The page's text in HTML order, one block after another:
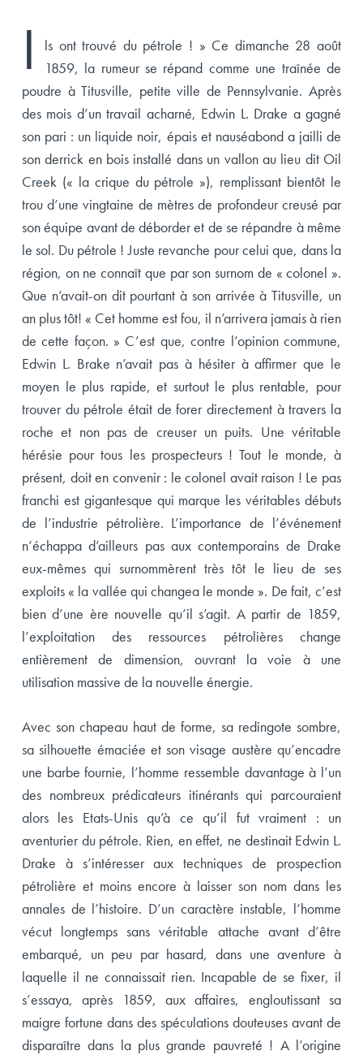
I
ls ont trouvé du pétrole ! » Ce dimanche 28 août
1859, la rumeur se répand comme une traînée de
poudre à Titusville, petite ville de Pennsylvanie. Après
des mois d’un travail acharné, Edwin L. Drake a gagné
son pari : un liquide noir, épais et nauséabond a jailli de
son derrick en bois installé dans un vallon au lieu dit Oil
Creek (« la crique du pétrole »), remplissant bientôt le
trou d’une vingtaine de mètres de profondeur creusé par
son équipe avant de déborder et de se répandre à même
le sol. Du pétrole ! Juste revanche pour celui que, dans la
région, on ne connaît que par son surnom de « colonel ».
Que n’avait-on dit pourtant à son arrivée à Titusville, un
an plus tôt! « Cet homme est fou, il n’arrivera jamais à rien
de cette façon. » C’est que, contre l’opinion commune,
Edwin L. Brake n’avait pas à hésiter à affirmer que le
moyen le plus rapide, et surtout le plus rentable, pour
trouver du pétrole était de forer directement à travers la
roche et non pas de creuser un puits. Une véritable
hérésie pour tous les prospecteurs ! Tout le monde, à
présent, doit en convenir : le colonel avait raison ! Le pas
franchi est gigantesque qui marque les véritables débuts
de l’industrie pétrolière. L’importance de l’événement
n’échappa d’ailleurs pas aux contemporains de Drake
eux-mêmes qui surnommèrent très tôt le lieu de ses
exploits « la vallée qui changea le monde ». De fait, c’est
bien d’une ère nouvelle qu’il s’agit. A partir de 1859,
l’exploitation des ressources pétrolières change
entièrement de dimension, ouvrant la voie à une
utilisation massive de la nouvelle énergie.
Avec son chapeau haut de forme, sa redingote sombre,
sa silhouette émaciée et son visage austère qu’encadre
une barbe fournie, l’homme ressemble davantage à l’un
des nombreux prédicateurs itinérants qui parcouraient
alors les Etats-Unis qu’à ce qu’il fut vraiment : un
aventurier du pétrole. Rien, en effet, ne destinait Edwin L.
Drake à s’intéresser aux techniques de prospection
pétrolière et moins encore à laisser son nom dans les
annales de l’histoire. D’un caractère instable, l’homme
vécut longtemps sans véritable attache avant d’être
embarqué, un peu par hasard, dans une aventure à
laquelle il ne connaissait rien. Incapable de se fixer, il
s’essaya, après 1859, aux affaires, engloutissant sa
maigre fortune dans des spéculations douteuses avant de
disparaître dans la plus grande pauvreté ! A l’origine